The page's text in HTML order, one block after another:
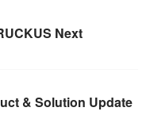
Next
& Solution Update